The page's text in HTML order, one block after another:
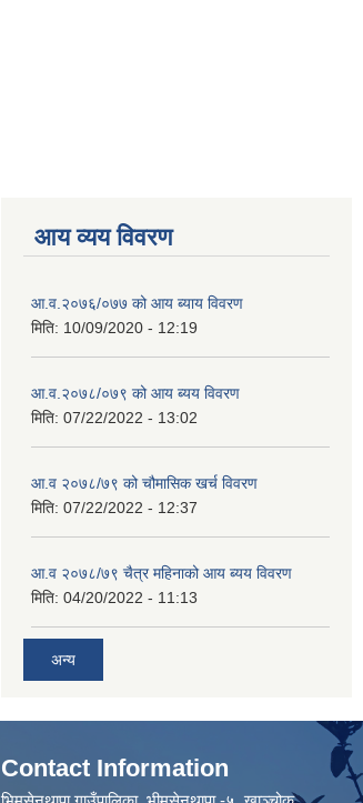
आय व्यय विवरण
आ.व.२०७६/०७७ को आय ब्याय विवरण
मिति: 10/09/2020 - 12:19
आ.व.२०७८/०७९ को आय ब्यय विवरण
मिति: 07/22/2022 - 13:02
आ.व २०७८/७९ को चौमासिक खर्च विवरण
मिति: 07/22/2022 - 12:37
आ.व २०७८/७९ चैत्र महिनाको आय ब्यय विवरण
मिति: 04/20/2022 - 11:13
अन्य
Contact Information